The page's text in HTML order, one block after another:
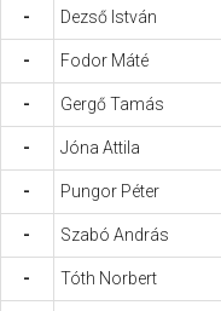
- Dezső István
- Fodor Máté
- Gergő Tamás
- Jóna Attila
- Pungor Péter
- Szabó András
- Tóth Norbert